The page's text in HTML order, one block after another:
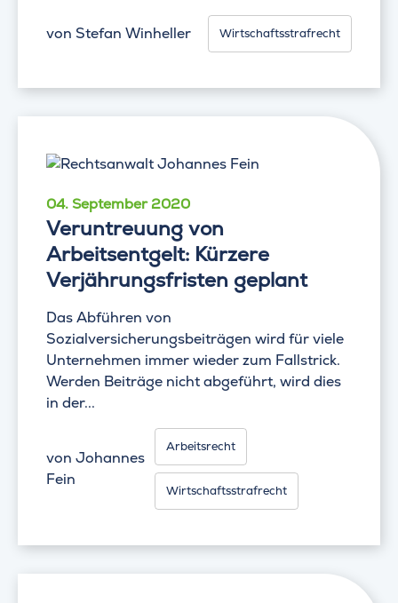
von Stefan Winheller Wirtschaftsstrafrecht
04. September 2020
Veruntreuung von
Arbeitsentgelt: Kürzere
Verjährungsfristen geplant
Das Abführen von
Sozialversicherungsbeiträgen wird für viele
Unternehmen immer wieder zum Fallstrick.
Werden Beiträge nicht abgeführt, wird dies
in der...
von Johannes
Fein
Arbeitsrecht
Wirtschaftsstrafrecht